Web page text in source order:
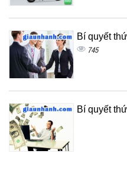
Bí quyết
745
Bí quyết